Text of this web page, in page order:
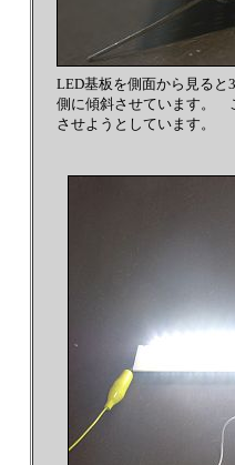
LED基板を側面から見ると
側に傾斜させています。
させようとしています。